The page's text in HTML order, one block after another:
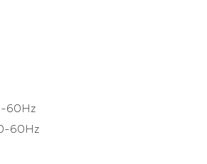
60Hz
60Hz